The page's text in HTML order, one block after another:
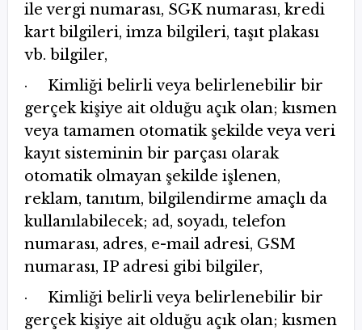
ile vergi numarası, SGK numarası, kredi
kart bilgileri, imza bilgileri, taşıt plakası
vb. bilgiler,
· Kimliği belirli veya belirlenebilir bir
gerçek kişiye ait olduğu açık olan; kısmen
veya tamamen otomatik şekilde veya veri
kayıt sisteminin bir parçası olarak
otomatik olmayan şekilde işlenen,
reklam, tanıtım, bilgilendirme amaçlı da
kullanılabilecek; ad, soyadı, telefon
numarası, adres, e-mail adresi, GSM
numarası, IP adresi gibi bilgiler,
· Kimliği belirli veya belirlenebilir bir
gerçek kişiye ait olduğu açık olan; kısmen